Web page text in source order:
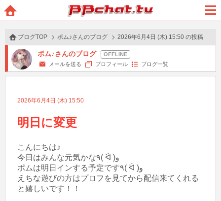
BBchatTV
ュー
ブログTOP ポム♪さんのブログ 2026年6月4日 (木) 15:50 の投稿
ポム♪さんのブログ
メールを送る プロフィール ブログ一覧
2026年6月4日 (木) 15:50
明日に変更
こんにちは♪
今日はみんな元気かな٩( ᐛ )و
ポムは明日インする予定です٩( ᐛ )و
えちな遊びの方はプロフを見てから配信来てくれる